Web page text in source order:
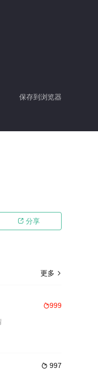
保存到浏览器
 分享
更多 
999
 997